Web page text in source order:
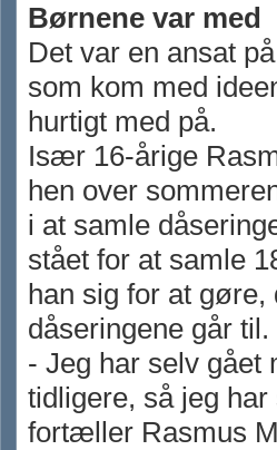
Børnene var med
Det var en ansat
som kom med
hurtigt med på.
Især 16-årige
hen over
i at samle
stået for at samle
han sig for at gøre,
dåseringene går til.
- Jeg har selv gået
tidligere, så jeg
fortæller Rasmus